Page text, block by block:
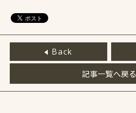
Back
記事一覧へ戻る